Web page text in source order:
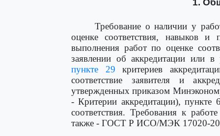
1.
Требование о наличии у
оценке соответствия, навыков и
выполнения работ по оценке
заявлении об аккредитации или в
пункте 29 критериев
соответствие заявителя и
утвержденных приказом
- Критерии аккредитации),
соответствия. Требования к
также - ГОСТ Р ИСО/МЭК 17020-